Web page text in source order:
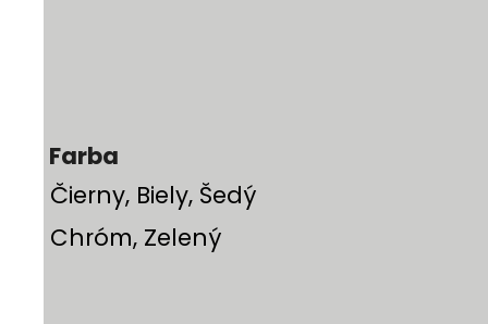
Farba
Čierny, Biely, Šedý
Chróm, Zelený